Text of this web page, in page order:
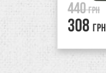
440 грн
308 грн